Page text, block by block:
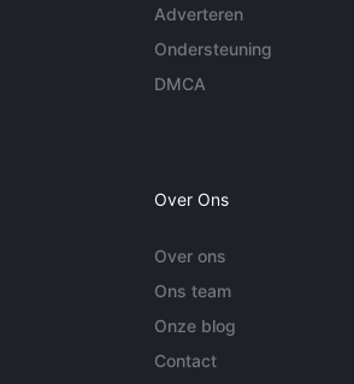
Adverteren
Ondersteuning
DMCA
Over Ons
Over ons
Ons team
Onze blog
Contact